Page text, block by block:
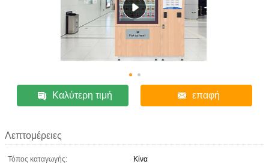
Καλύτερη τιμή επαφή
Λεπτομέρειες
Τόπος καταγωγής:
Κίνα